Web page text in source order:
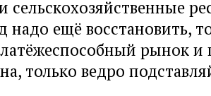
сельскохозяйственные
надо ещё восстановить,
рынок и
только ведро